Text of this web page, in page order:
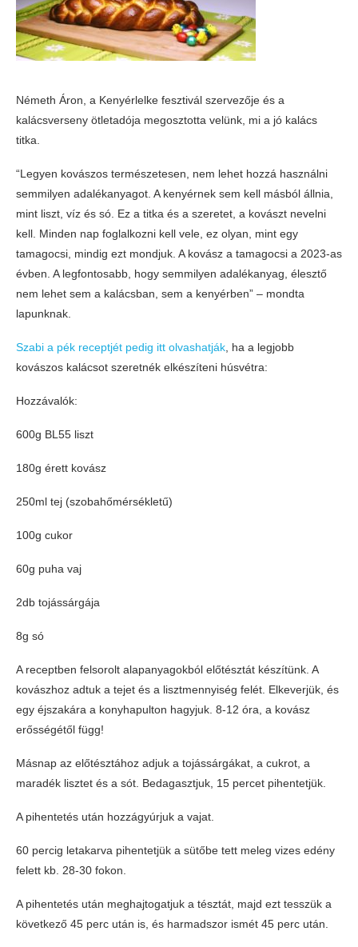
Németh Áron, a Kenyérlelke fesztivál szervezője és a
kalácsverseny ötletadója megosztotta velünk, mi a jó kalács
titka.
“Legyen kovászos természetesen, nem lehet hozzá használni
semmilyen adalékanyagot. A kenyérnek sem kell másból állnia,
mint liszt, víz és só. Ez a titka és a szeretet, a kovászt nevelni
kell. Minden nap foglalkozni kell vele, ez olyan, mint egy
tamagocsi, mindig ezt mondjuk. A kovász a tamagocsi a 2023-as
évben. A legfontosabb, hogy semmilyen adalékanyag, élesztő
nem lehet sem a kalácsban, sem a kenyérben” – mondta
lapunknak.
Szabi a pék receptjét pedig itt olvashatják , ha a legjobb
kovászos kalácsot szeretnék elkészíteni húsvétra:
Hozzávalók:
600g BL55 liszt
180g érett kovász
250ml tej (szobahőmérsékletű)
100g cukor
60g puha vaj
2db tojássárgája
8g só
A receptben felsorolt alapanyagokból előtésztát készítünk. A
kovászhoz adtuk a tejet és a lisztmennyiség felét. Elkeverjük, és
egy éjszakára a konyhapulton hagyjuk. 8-12 óra, a kovász
erősségétől függ!
Másnap az előtésztához adjuk a tojássárgákat, a cukrot, a
maradék lisztet és a sót. Bedagasztjuk, 15 percet pihentetjük.
A pihentetés után hozzágyúrjuk a vajat.
60 percig letakarva pihentetjük a sütőbe tett meleg vizes edény
felett kb. 28-30 fokon.
A pihentetés után meghajtogatjuk a tésztát, majd ezt tesszük a
következő 45 perc után is, és harmadszor ismét 45 perc után.